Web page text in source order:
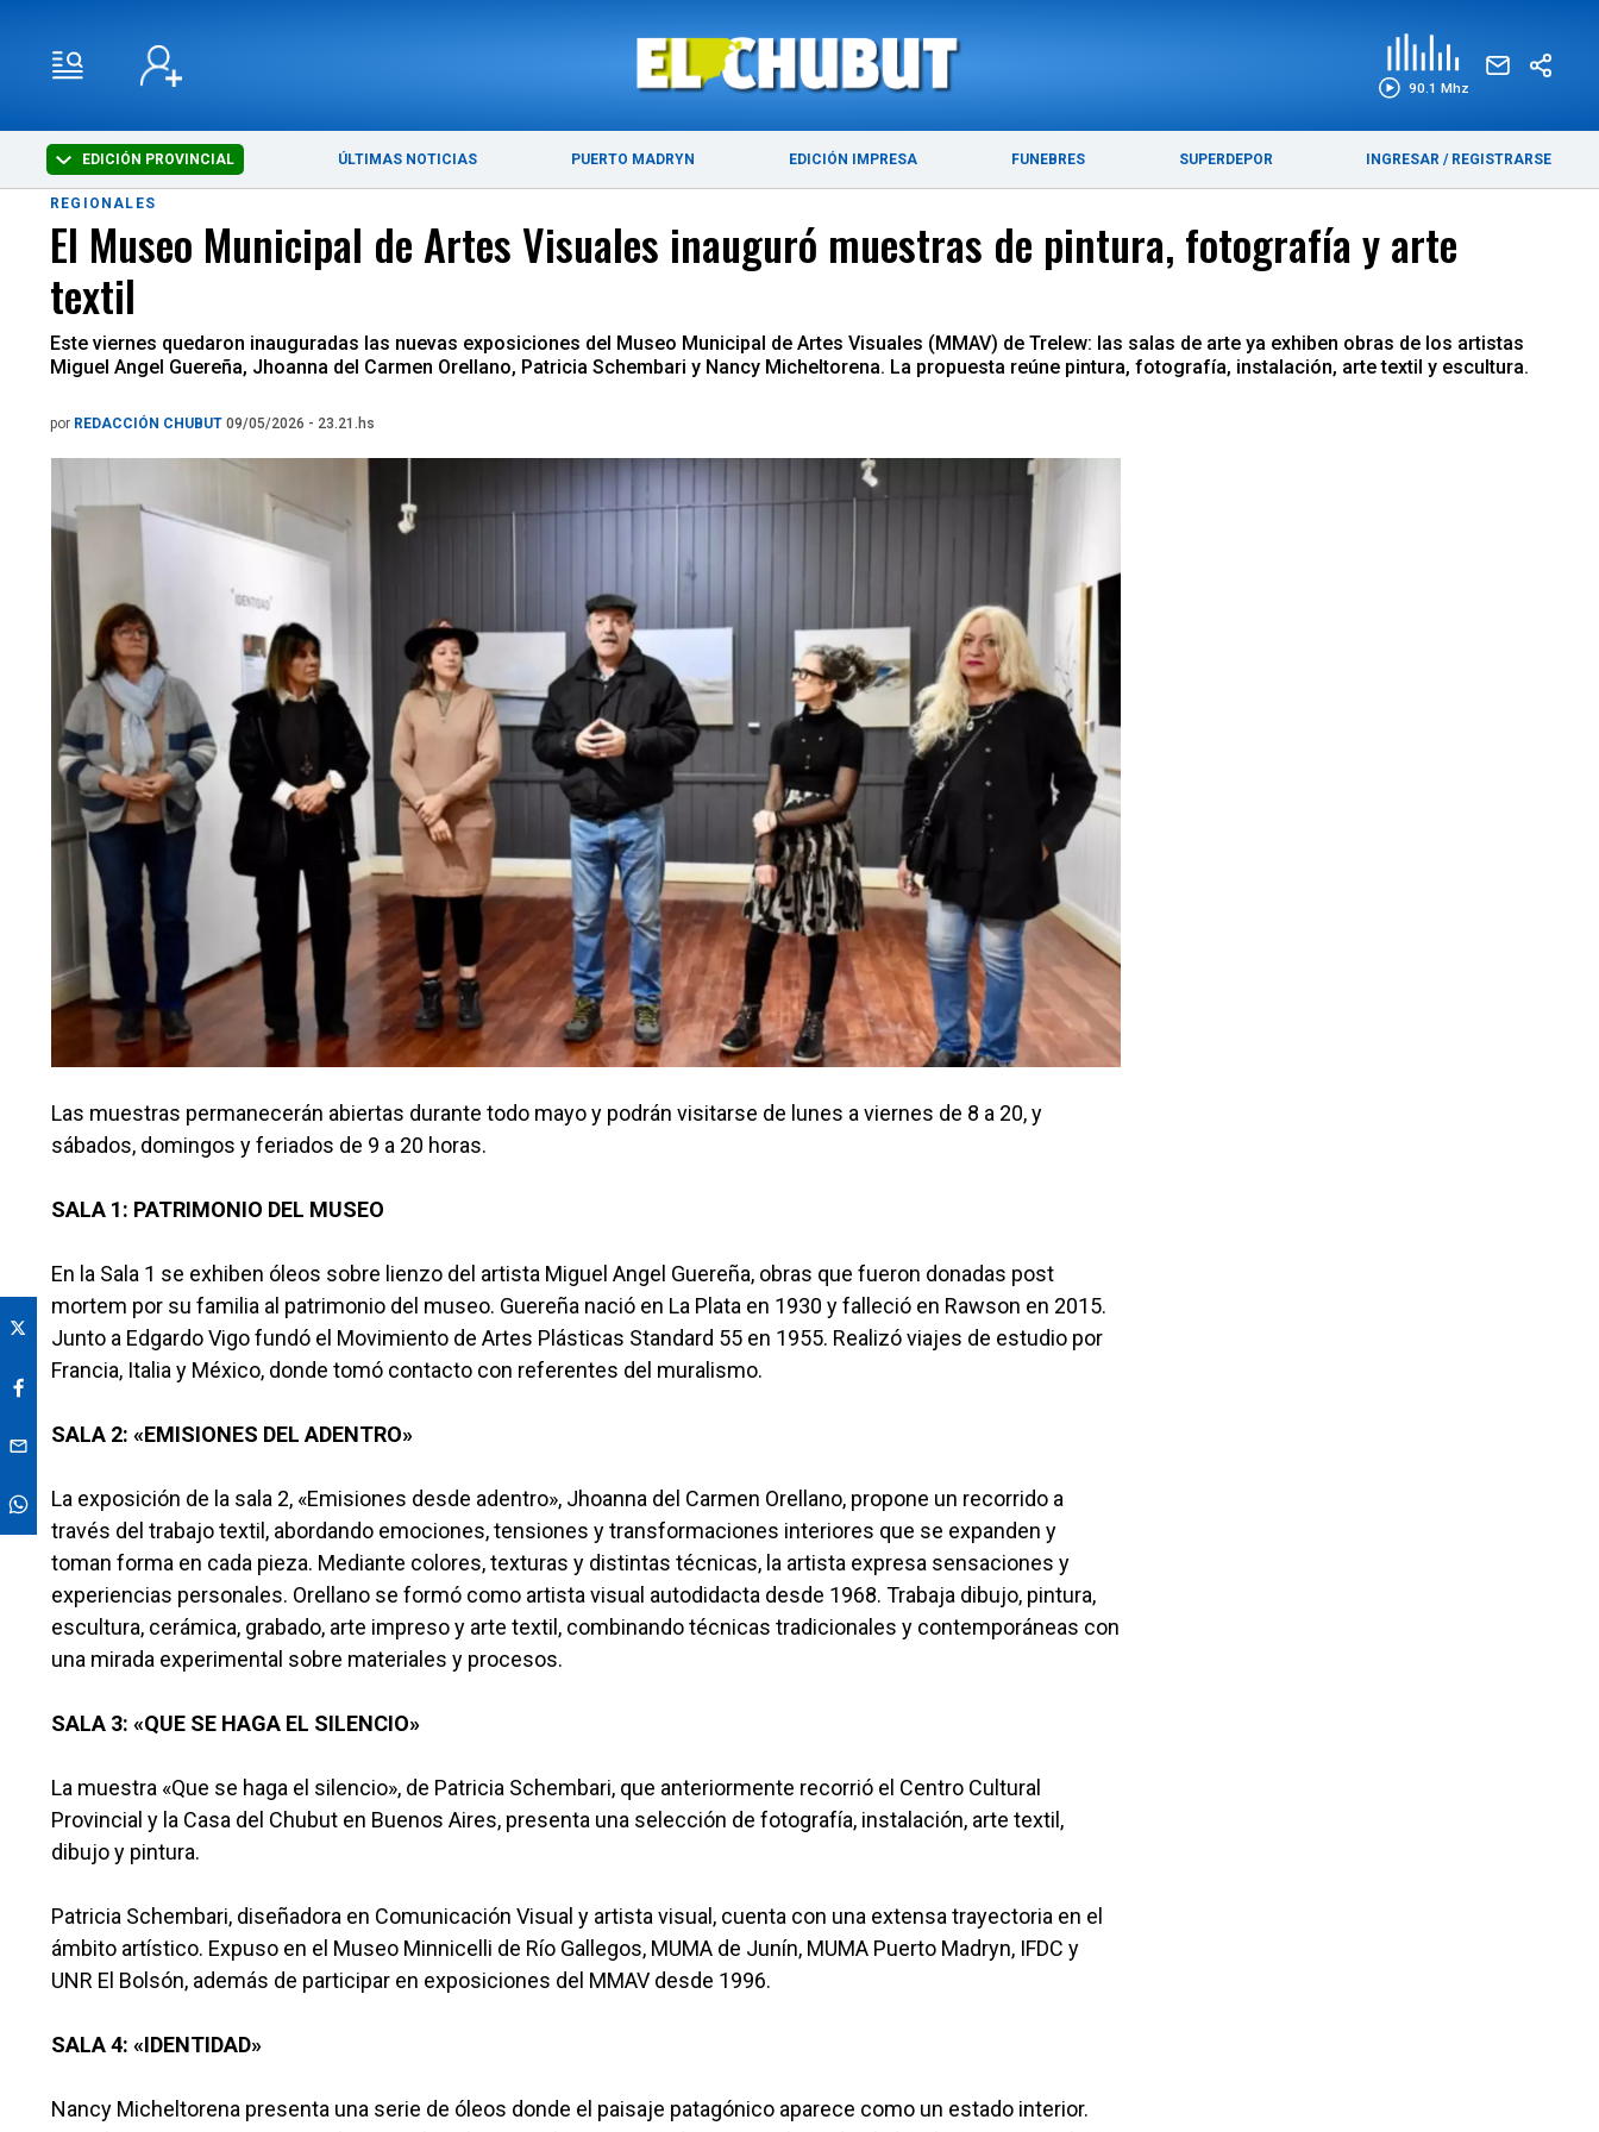
90.1 Mhz
EDICIÓN PROVINCIAL ÚLTIMAS NOTICIAS PUERTO MADRYN EDICIÓN IMPRESA FUNEBRES SUPERDEPOR INGRESAR / REGISTRARSE
ÚLTIMAS NOTICIAS PUERTO MADRYN
REGIONALES
El Museo Municipal de Artes Visuales inauguró muestras de pintura, fotografía y arte
textil
Este viernes quedaron inauguradas las nuevas exposiciones del Museo Municipal de Artes Visuales (MMAV) de Trelew: las salas de arte ya exhiben obras de los artistas
Miguel Angel Guereña, Jhoanna del Carmen Orellano, Patricia Schembari y Nancy Micheltorena. La propuesta reúne pintura, fotografía, instalación, arte textil y escultura.
por REDACCIÓN CHUBUT 09/05/2026 - 23.21.hs
Las muestras permanecerán abiertas durante todo mayo y podrán visitarse de lunes a viernes de 8 a 20, y
sábados, domingos y feriados de 9 a 20 horas.
SALA 1: PATRIMONIO DEL MUSEO
En la Sala 1 se exhiben óleos sobre lienzo del artista Miguel Angel Guereña, obras que fueron donadas post
mortem por su familia al patrimonio del museo. Guereña nació en La Plata en 1930 y falleció en Rawson en 2015.
Junto a Edgardo Vigo fundó el Movimiento de Artes Plásticas Standard 55 en 1955. Realizó viajes de estudio por
Francia, Italia y México, donde tomó contacto con referentes del muralismo.
SALA 2: «EMISIONES DEL ADENTRO»
La exposición de la sala 2, «Emisiones desde adentro», Jhoanna del Carmen Orellano, propone un recorrido a
través del trabajo textil, abordando emociones, tensiones y transformaciones interiores que se expanden y
toman forma en cada pieza. Mediante colores, texturas y distintas técnicas, la artista expresa sensaciones y
experiencias personales. Orellano se formó como artista visual autodidacta desde 1968. Trabaja dibujo, pintura,
escultura, cerámica, grabado, arte impreso y arte textil, combinando técnicas tradicionales y contemporáneas con
una mirada experimental sobre materiales y procesos.
SALA 3: «QUE SE HAGA EL SILENCIO»
La muestra «Que se haga el silencio», de Patricia Schembari, que anteriormente recorrió el Centro Cultural
Provincial y la Casa del Chubut en Buenos Aires, presenta una selección de fotografía, instalación, arte textil,
dibujo y pintura.
Patricia Schembari, diseñadora en Comunicación Visual y artista visual, cuenta con una extensa trayectoria en el
ámbito artístico. Expuso en el Museo Minnicelli de Río Gallegos, MUMA de Junín, MUMA Puerto Madryn, IFDC y
UNR El Bolsón, además de participar en exposiciones del MMAV desde 1996.
SALA 4: «IDENTIDAD»
Nancy Micheltorena presenta una serie de óleos donde el paisaje patagónico aparece como un estado interior.